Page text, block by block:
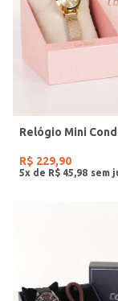
R$ 229,90
5x de R$ 45 98